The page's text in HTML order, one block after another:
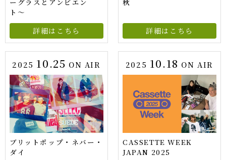
ト〜
詳細はこちら
詳細はこちら
2025 10.25 ON AIR
ブリットポップ・ネバー・
ダイ
2025 10.18 ON AIR
CASSETTE WEEK
JAPAN 2025